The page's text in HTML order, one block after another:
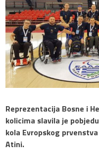
Reprezentacija Bosne i
kolicima slavila je
kola Evropskog
Atini.